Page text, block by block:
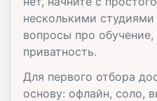
несколькими
вопросы про
приватность.
Для первого отбора
основу: офлайн, соло,